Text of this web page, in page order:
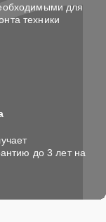
для
техники
до 3 лет на